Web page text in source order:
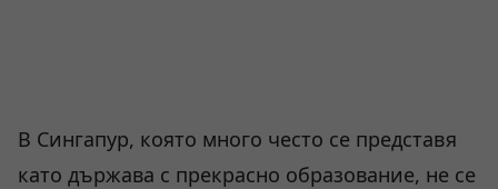
В Сингапур, която много често се представя
като държава с прекрасно образование, не се